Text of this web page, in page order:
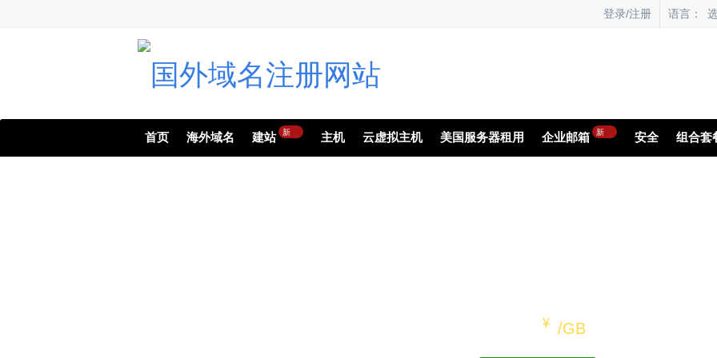
登录/注册 语言：
首页 海外域名 建站 新 主机 云虚拟主机 美国服务器租用 企业邮箱 新 安全 组合套
¥ /GB